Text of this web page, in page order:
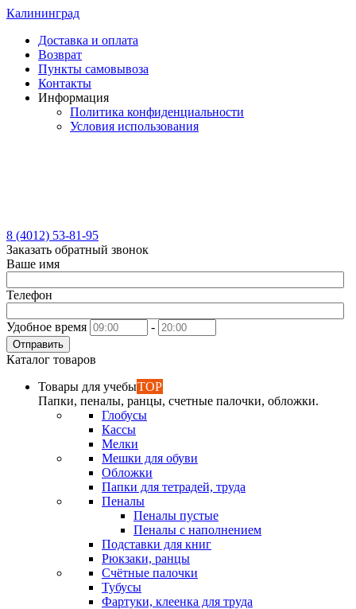
Калининград
Доставка и оплата
Возврат
Пункты самовывоза
Контакты
Информация
Политика конфиденциальности
Условия использования
8 (4012) 53-81-95
Заказать обратный звонок
Ваше имя
Телефон
Удобное время -
Отправить
Каталог товаров
Товары для учебыTOP
Папки, пеналы, ранцы, счетные палочки, обложки.
Глобусы
Кассы
Мелки
Мешки для обуви
Обложки
Папки для тетрадей, труда
Пеналы
Пеналы пустые
Пеналы с наполнением
Подставки для книг
Рюкзаки, ранцы
Счётные палочки
Тубусы
Фартуки, клеенка для труда